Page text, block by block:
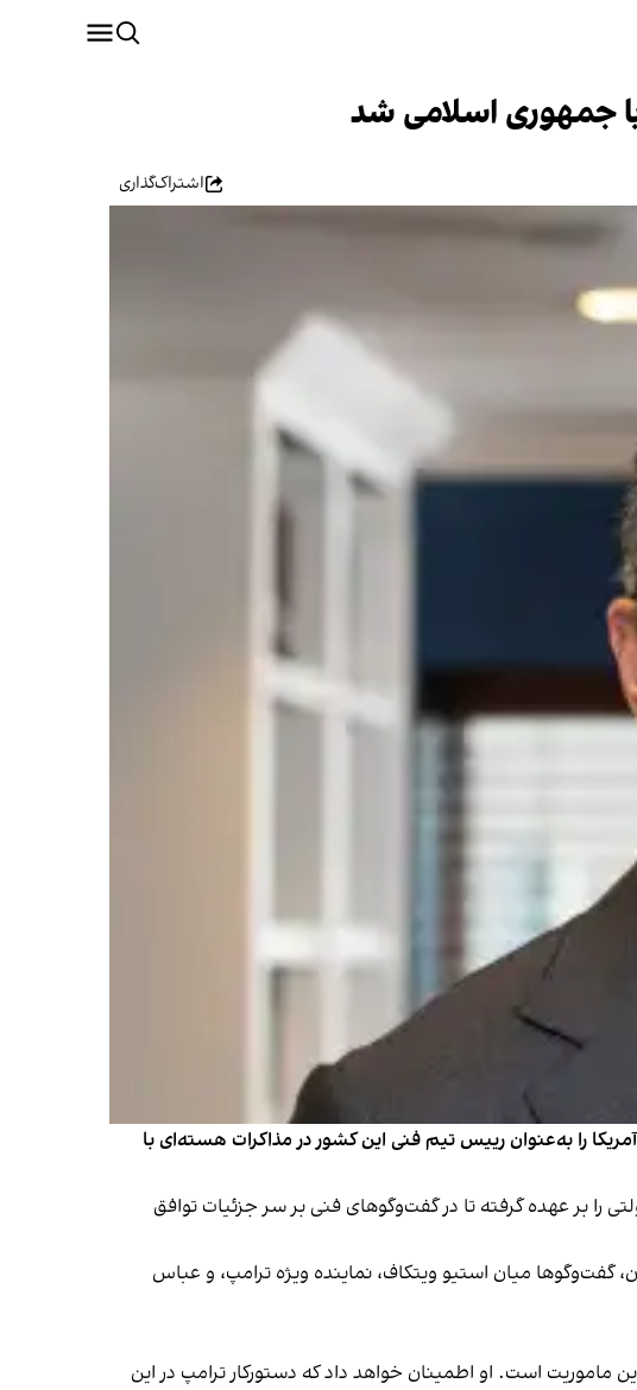
جمهوری اسلامی شد
اشتراک‌گذاری
را به‌عنوان رییس تیم فنی این کشور در مذاکرات هسته‌ای با
آمریکا، هدایت تیمی متشکل از حدود ۱۲ کارشناس باسابقه دولتی را بر عهده گرفته تا در گفت‌وگوهای فنی بر سر جزئیات توافق
گفت‌وگوها میان استیو ویتکاف، نماینده ویژه ترامپ، و عباس
ماموریت است. او اطمینان خواهد داد که دستورکار ترامپ در این